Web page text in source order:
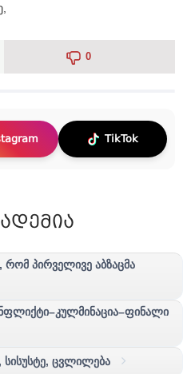
0
TikTok
პირველივე აბზაცმა
სისუსტე, ცვლილება